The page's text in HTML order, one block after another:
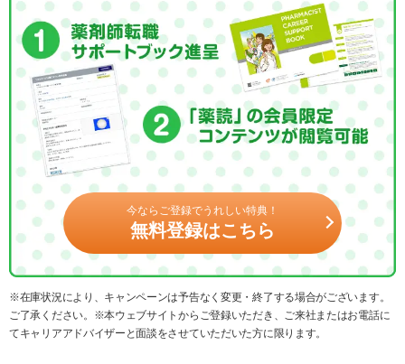
今ならご登録でうれしい特典！
無料登録はこちら
※在庫状況により、キャンペーンは予告なく変更・終了する場合がございます。
ご了承ください。※本ウェブサイトからご登録いただき、ご来社またはお電話に
てキャリアアドバイザーと面談をさせていただいた方に限ります。